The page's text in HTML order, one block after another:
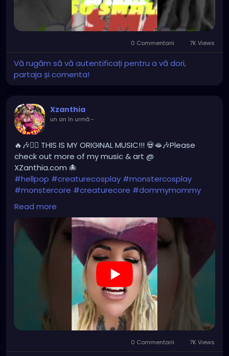
0 Commentarii 7K Views
Vă rugăm să vă autentificați pentru a vă dori,
partaja și comenta!
Xzanthia
un an în urmă-
🔥🎶❤️‍🔥 THIS IS MY ORIGINAL MUSIC!!! 💀🫦🎶Please
check out more of my music & art @
XZanthia.com 🐙
#hellpop #creaturecosplay #monstercosplay
#monstercore #creaturecore #dommymommy
#creepygirl
#gothchick
#darkpop
#evilpop
https://youtube.com/shorts/yDHLsn-rG2g?
feature=share
Read more
0 Commentarii 7K Views